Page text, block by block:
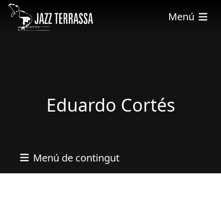
Vés al contingut
Menú
Eduardo Cortés
Menú de contingut